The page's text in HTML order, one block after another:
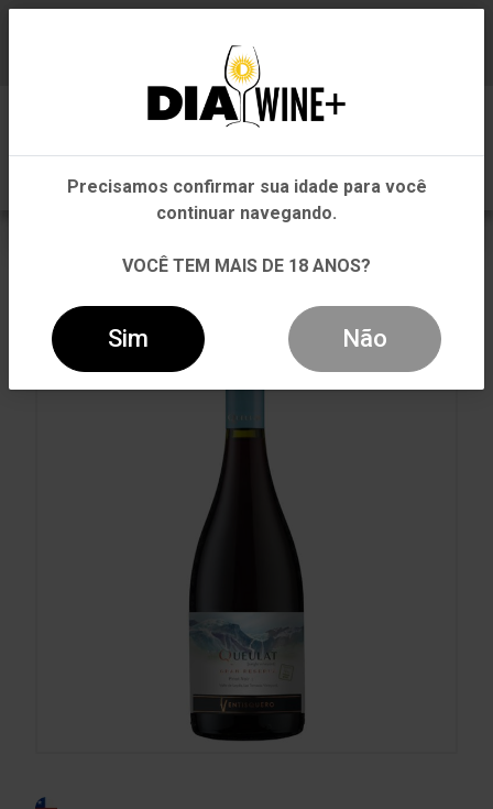
VINHO VENTISQUERO QUEULAT PINOT NOIR TINTO
Em que Estado você está?
Pernambuco
Outros Estados
Precisamos confirmar sua idade para você
continuar navegando.
VOCÊ TEM MAIS DE 18 ANOS?
Sim Não